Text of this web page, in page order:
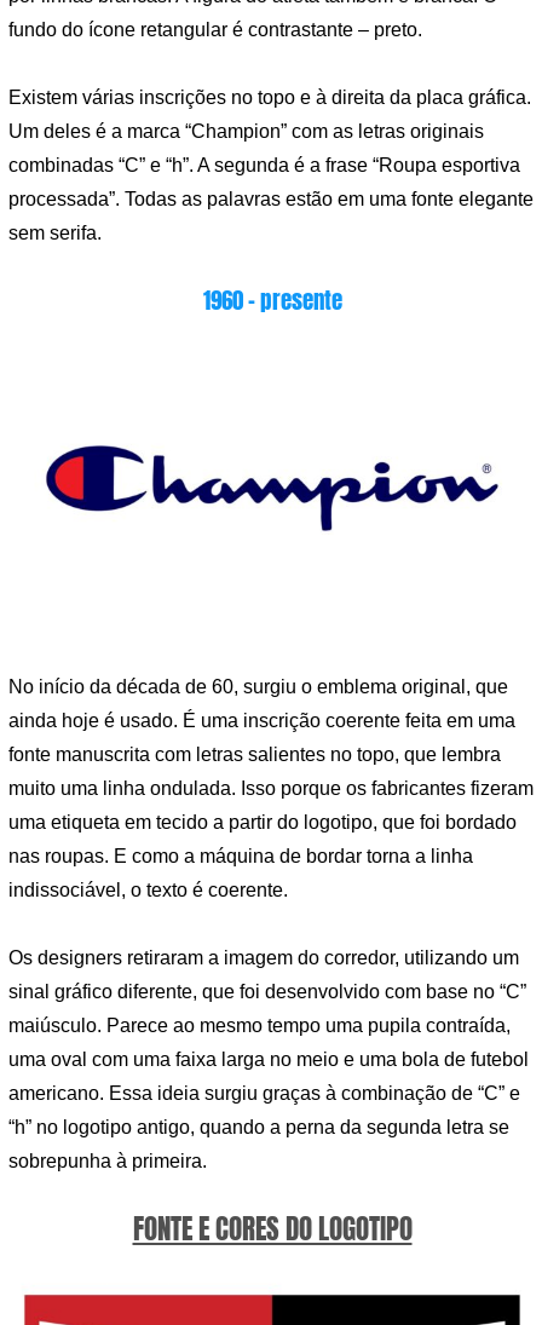
fundo do ícone retangular é contrastante – preto.
Existem várias inscrições no topo e à direita da placa gráfica.
Um deles é a marca “Champion” com as letras originais
combinadas “C” e “h”. A segunda é a frase “Roupa esportiva
processada”. Todas as palavras estão em uma fonte elegante
sem serifa.
1960 – presente
No início da década de 60, surgiu o emblema original, que
ainda hoje é usado. É uma inscrição coerente feita em uma
fonte manuscrita com letras salientes no topo, que lembra
muito uma linha ondulada. Isso porque os fabricantes fizeram
uma etiqueta em tecido a partir do logotipo, que foi bordado
nas roupas. E como a máquina de bordar torna a linha
indissociável, o texto é coerente.
Os designers retiraram a imagem do corredor, utilizando um
sinal gráfico diferente, que foi desenvolvido com base no “C”
maiúsculo. Parece ao mesmo tempo uma pupila contraída,
uma oval com uma faixa larga no meio e uma bola de futebol
americano. Essa ideia surgiu graças à combinação de “C” e
“h” no logotipo antigo, quando a perna da segunda letra se
sobrepunha à primeira.
FONTE E CORES DO LOGOTIPO